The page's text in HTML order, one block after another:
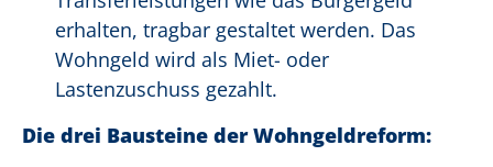
erhalten, tragbar gestaltet werden. Das
Wohngeld wird als Miet- oder
Lastenzuschuss gezahlt.
Die drei Bausteine der Wohngeldreform: